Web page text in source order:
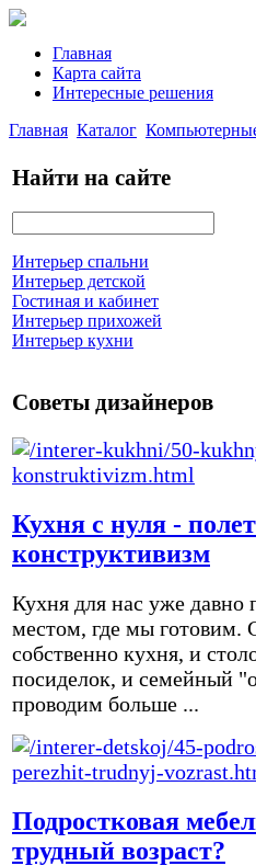
Главная
Карта сайта
Интересные решения
Главная Каталог
Найти на сайте
Интерьер спальни
Интерьер детской
Гостиная и кабинет
Интерьер прихожей
Интерьер кухни
Советы дизайнеров
Кухня с нуля -
конструктивизм
Кухня для нас уже давно
местом, где мы готовим.
собственно кухня, и
посиделок, и семейный
проводим больше ...
Подростковая
трудный возраст?